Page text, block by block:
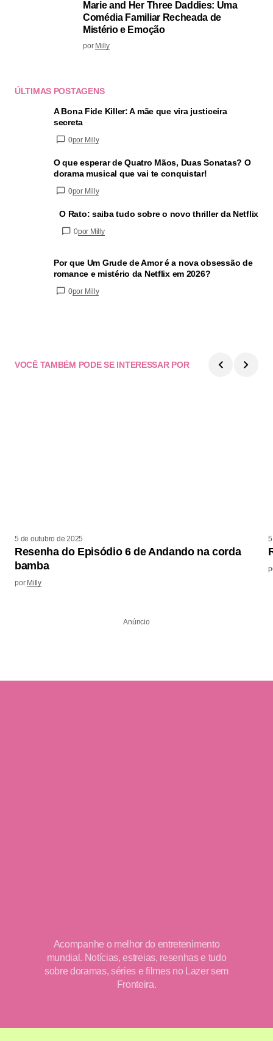
Marie and Her Three Daddies: Uma
Comédia Familiar Recheada de
Mistério e Emoção
por Milly
ÚLTIMAS POSTAGENS
A Bona Fide Killer: A mãe que vira justiceira
secreta
0por Milly
O que esperar de Quatro Mãos, Duas Sonatas? O
dorama musical que vai te conquistar!
0por Milly
O Rato: saiba tudo sobre o novo thriller da Netflix
0por Milly
Por que Um Grude de Amor é a nova obsessão de
romance e mistério da Netflix em 2026?
0por Milly
VOCÊ TAMBÉM PODE SE INTERESSAR POR
5 de outubro de 2025
Resenha do Episódio 6 de Andando na corda
bamba
por Milly
Anúncio
Acompanhe o melhor do entretenimento
mundial. Notícias, estreias, resenhas e tudo
sobre doramas, séries e filmes no Lazer sem
Fronteira.